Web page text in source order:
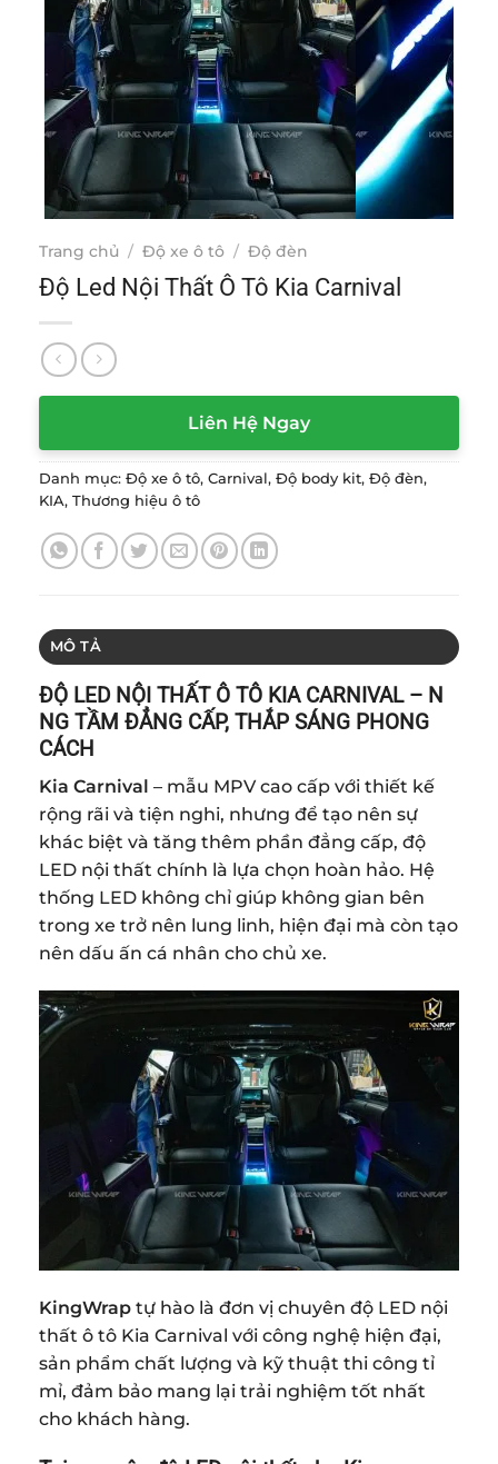
Trang chủ / Độ xe ô tô / Độ đèn
Độ Led Nội Thất Ô Tô Kia Carnival
Liên Hệ Ngay
Danh mục: Độ xe ô tô, Carnival, Độ body kit, Độ đèn,
KIA, Thương hiệu ô tô
MÔ TẢ
ĐỘ LED NỘI THẤT Ô TÔ KIA CARNIVAL – N
NG TẦM ĐẲNG CẤP, THẮP SÁNG PHONG
CÁCH
Kia Carnival – mẫu MPV cao cấp với thiết kế
rộng rãi và tiện nghi, nhưng để tạo nên sự
khác biệt và tăng thêm phần đẳng cấp, độ
LED nội thất chính là lựa chọn hoàn hảo. Hệ
thống LED không chỉ giúp không gian bên
trong xe trở nên lung linh, hiện đại mà còn tạo
nên dấu ấn cá nhân cho chủ xe.
KingWrap tự hào là đơn vị chuyên độ LED nội
thất ô tô Kia Carnival với công nghệ hiện đại,
sản phẩm chất lượng và kỹ thuật thi công tỉ
mỉ, đảm bảo mang lại trải nghiệm tốt nhất
cho khách hàng.